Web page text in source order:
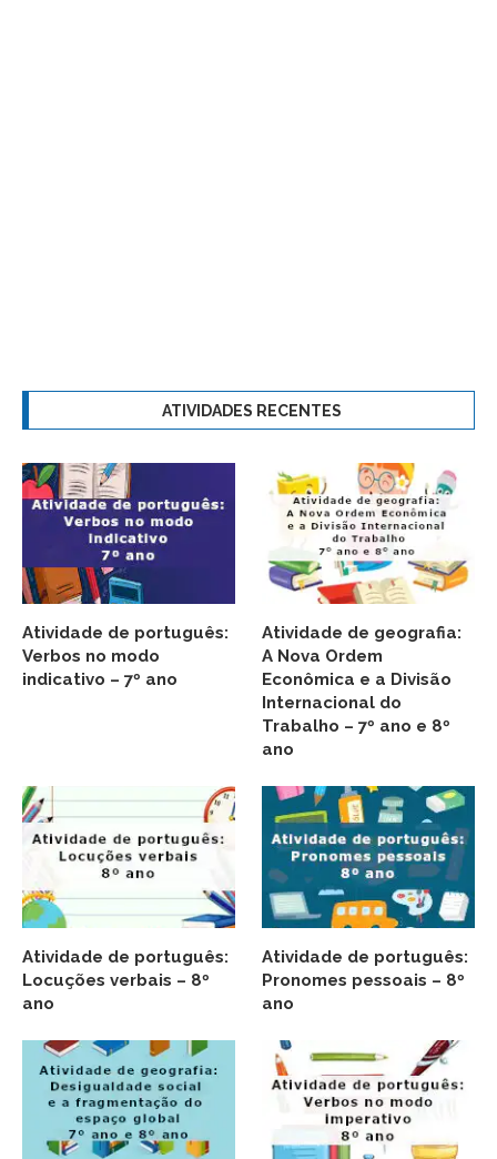
ATIVIDADES RECENTES
Atividade de português:
Verbos no modo
indicativo – 7º ano
Atividade de geografia:
A Nova Ordem
Econômica e a Divisão
Internacional do
Trabalho – 7º ano e 8º
ano
Atividade de português:
Locuções verbais – 8º
ano
Atividade de português:
Pronomes pessoais – 8º
ano